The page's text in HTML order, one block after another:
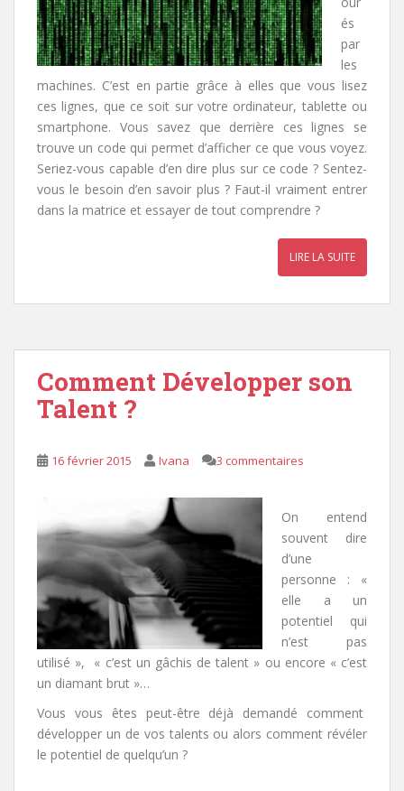
és
par
les
machines. C’est en partie grâce à elles que vous lisez
ces lignes, que ce soit sur votre ordinateur, tablette ou
smartphone. Vous savez que derrière ces lignes se
trouve un code qui permet d’afficher ce que vous voyez.
Seriez-vous capable d’en dire plus sur ce code ? Sentez-
vous le besoin d’en savoir plus ? Faut-il vraiment entrer
dans la matrice et essayer de tout comprendre ?
LIRE LA SUITE
Comment Développer son
Talent ?
16 février 2015 Ivana 3 commentaires
On entend
souvent dire
d’une
personne : «
elle a un
potentiel qui
n’est pas
utilisé », « c’est un gâchis de talent » ou encore « c’est
un diamant brut »…
Vous vous êtes peut-être déjà demandé comment
développer un de vos talents ou alors comment révéler
le potentiel de quelqu’un ?